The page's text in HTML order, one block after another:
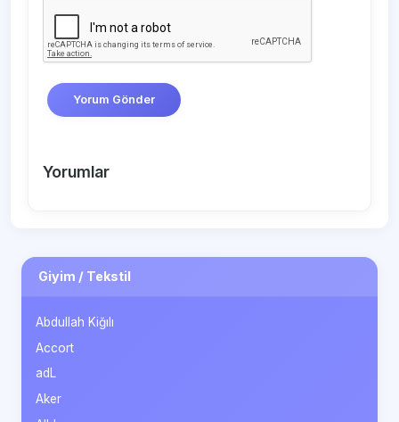
Yorum Gönder
Yorumlar
Giyim / Tekstil
Abdullah Kiğılı
Accort
adL
Aker